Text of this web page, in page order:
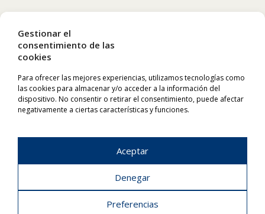
Gestionar el
consentimiento de las
cookies
Para ofrecer las mejores experiencias, utilizamos tecnologías como
las cookies para almacenar y/o acceder a la información del
dispositivo. No consentir o retirar el consentimiento, puede afectar
negativamente a ciertas características y funciones.
Aceptar
Denegar
Preferencias
Contacto
Chapron
Animales
Productos
Labaronne
Depósitos flexibles
Características
NUTRISET S.L. | Pol. Ind. El Cortés | 08262 Callús (Barcelona)